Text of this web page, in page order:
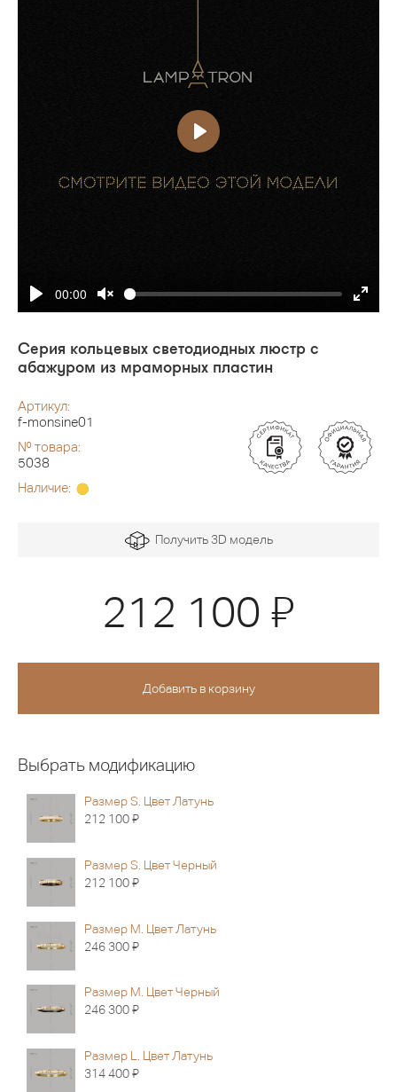
00:00
Серия кольцевых светодиодных люстр с
абажуром из мраморных пластин
Артикул:
f-monsine01
№ товара:
5038
Наличие:
Получить 3D модель
212 100 Я
Выбрать модификацию
Размер S. Цвет Латунь
212 100Я
Размер S. Цвет Черный
212 100Я
Размер M. Цвет Латунь
246 300Я
Размер M. Цвет Черный
246 300Я
Размер L. Цвет Латунь
314 400Я